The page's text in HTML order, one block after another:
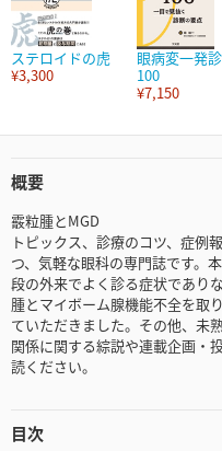
ステロイドの虎
¥3,300
眼病変一発
100
¥7,150
概要
霰粒腫とMGD
トピックス、診療のコツ、症例
つ、気軽な眼科の専門誌です。
段の外来でよく診る症状であり
腫とマイボーム腺機能不全を取
ていただきました。その他、未
関係に関する綜説や連載企画・
読ください。
目次